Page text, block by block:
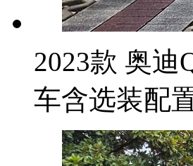
2023款 奥迪
车含选装配置